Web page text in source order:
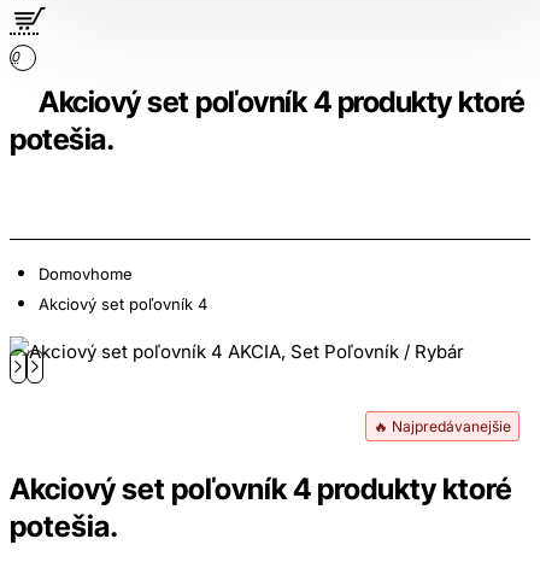
0
Akciový set poľovník 4 produkty ktoré
potešia.
Domovhome
Akciový set poľovník 4
🔥 Najpredávanejšie
Akciový set poľovník 4 produkty ktoré
potešia.